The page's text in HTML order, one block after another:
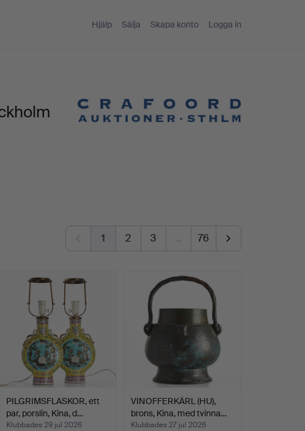
Hjälp Sälja Skapa konto Logga in
1 2 3 … 76
PILGRIMSFLASKOR, ett
par, porslin, Kina, d…
Klubbades 29 jul 2026
VINOFFERKÄRL (HU),
brons, Kina, med tvinna…
Klubbades 27 jul 2026